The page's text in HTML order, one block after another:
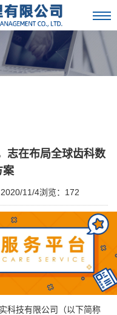
志在布局全球齿科数
案
2020/11/4浏览： 172
科技有限公司（以下简称